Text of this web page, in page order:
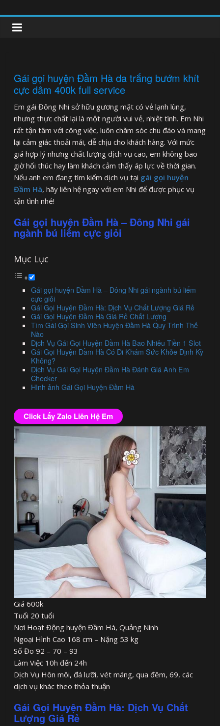
to
content
clipnonglive.com
Gái gọi huyện Đầm Hà da trắng bướm khít
cực dâm 400k full service
Em gái Đông Nhi sở hữu gương mặt có vẻ lạnh lùng,
nhưng thực chất lại là một người vui vẻ, nhiệt tình. Em Nhi
rất tận tâm với công việc, luôn chăm sóc chu đáo và mang
lại cảm giác thoải mái, dễ chịu cho khách hàng. Với mức
giá hợp lý nhưng chất lượng dịch vụ cao, em không bao
giờ hối thúc hay làm khách cảm thấy áp lực về thời gian.
Nếu anh em đang tìm kiếm dịch vụ tại gái gọi huyện
Đầm Hà, hãy liên hệ ngay với em Nhi để được phục vụ
tận tình nhé!
Gái gọi huyện Đầm Hà – Đông Nhi gái
ngành bú liếm cực giỏi
Mục Lục
Gái gọi huyện Đầm Hà – Đông Nhi gái ngành bú liếm
cực giỏi
Gái Gọi Huyện Đầm Hà: Dịch Vụ Chất Lượng Giá Rẻ
Gái Gọi Huyện Đầm Hà Giá Rẻ Chất Lượng
Tìm Gái Gọi Sinh Viên Huyện Đầm Hà Quy Trình Thế
Nào
Dịch Vụ Gái Gọi Huyện Đầm Hà Bao Nhiêu Tiền 1 Slot
Gái Gọi Huyện Đầm Hà Có Đi Khám Sức Khỏe Định Kỳ
Không?
Dịch Vụ Gái Gọi Huyện Đầm Hà Đánh Giá Anh Em
Checker
Hình ảnh Gái Gọi Huyện Đầm Hà
Click Lấy Zalo Liên Hệ Em
Giá 600k
Tuổi 20 tuổi
Nơi Hoạt Động huyện Đầm Hà, Quảng Ninh
Ngoại Hình Cao 168 cm – Nặng 53 kg
Số Đo 92 – 70 – 93
Làm Việc 10h đến 24h
Dịch Vụ Hôn môi, đá lưỡi, vét máng, qua đêm, 69, các
dịch vụ khác theo thỏa thuận
Gái Gọi Huyện Đầm Hà: Dịch Vụ Chất
Lượng Giá Rẻ